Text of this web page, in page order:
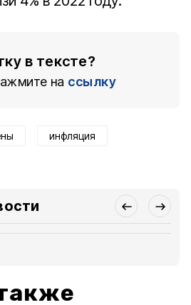
в тексте?
на ссылку
инфляция